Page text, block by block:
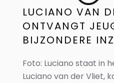
LUCIANO VAN
ONTVANGT
BIJZONDERE
Foto: Luciano staat in
Luciano van der Vliet,